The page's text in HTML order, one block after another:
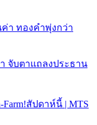
ค่า ทองคำพุ่งกว่า
จับตาแถลงประธาน
สัปดาห์นี้ | MTS